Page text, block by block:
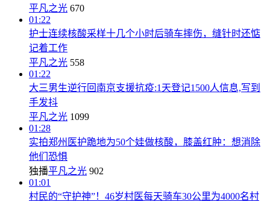
平凡之光 670
01:22
护士连续核酸采样十几个小时后骑车摔伤，缝针时还惦
记着工作
平凡之光 558
01:22
大三男生逆行回南京支援抗疫:1天登记1500人信息,写到
手发抖
平凡之光 1099
01:28
实拍郑州医护跪地为50个娃做核酸，膝盖红肿：想消除
他们恐惧
独播平凡之光 902
01:01
村民的“守护神”！46岁村医每天骑车30公里为4000名村